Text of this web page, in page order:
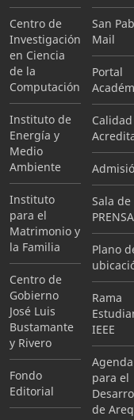
Centro de
Investigación
en Ciencia
de la
Computación
Instituto de
Energía y
Medio
Ambiente
Instituto
para el
Matrimonio y
la Familia
Centro de
Gobierno
José Luis
Bustamante
y Rivero
Fondo
Editorial
San
Mail
Portal
Sala de
PRENSA
Plano
Rama
IEEE
Agenda
para el
de